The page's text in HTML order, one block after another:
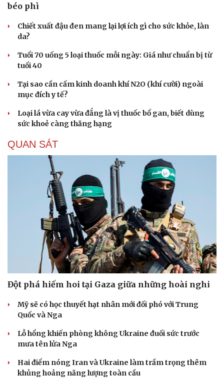
Cải chính
béo phì
Chiết xuất đậu đen mang lại lợi ích gì cho sức khỏe, làn
da?
Tuổi 70 uống 5 loại thuốc mỗi ngày: Giá như chuẩn bị từ
tuổi 40
Tại sao cần cấm kinh doanh khí N2O (khí cười) ngoài
mục đích y tế?
Loại lá vừa cay vừa đắng là vị thuốc bổ gan, biết dùng
sức khoẻ càng thăng hạng
QUAN SÁT
Đột phá hiếm hoi tại Gaza giữa những hoài nghi
Mỹ sẽ có học thuyết hạt nhân mới đối phó với Trung
Quốc và Nga
Lỗ hổng khiến phòng không Ukraine đuối sức trước
mưa tên lửa Nga
Hai điểm nóng Iran và Ukraine làm trầm trọng thêm
khủng hoảng năng lượng toàn cầu